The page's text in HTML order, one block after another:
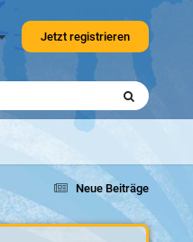
Jetzt registrieren
Neue Beiträge